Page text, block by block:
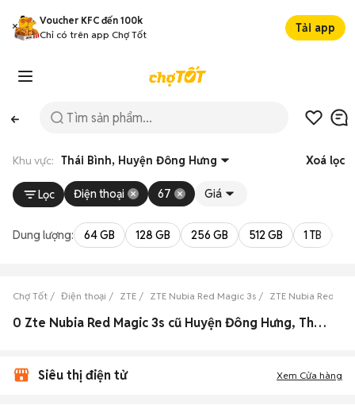
Voucher KFC đến 100k
Chỉ có trên app Chợ Tốt
Tải app
Khu vực: Thái Bình, Huyện Đông Hưng Xoá lọc
Lọc Điện thoại 67 Giá
Dung lượng: 64 GB 128 GB 256 GB 512 GB 1 TB
Chợ Tốt Điện thoại ZTE ZTE Nubia Red Magic 3s ZTE Nubia Red
0 Zte Nubia Red Magic 3s cũ Huyện Đông Hưng, Thái Bình đẹp
Siêu thị điện tử Xem Cửa hàng